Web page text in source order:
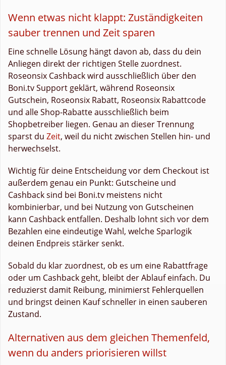
Wenn etwas nicht klappt: Zuständigkeiten
sauber trennen und Zeit sparen
Eine schnelle Lösung hängt davon ab, dass du dein
Anliegen direkt der richtigen Stelle zuordnest.
Roseonsix Cashback wird ausschließlich über den
Boni.tv Support geklärt, während Roseonsix
Gutschein, Roseonsix Rabatt, Roseonsix Rabattcode
und alle Shop-Rabatte ausschließlich beim
Shopbetreiber liegen. Genau an dieser Trennung
sparst du Zeit, weil du nicht zwischen Stellen hin- und
herwechselst.
Wichtig für deine Entscheidung vor dem Checkout ist
außerdem genau ein Punkt: Gutscheine und
Cashback sind bei Boni.tv meistens nicht
kombinierbar, und bei Nutzung von Gutscheinen
kann Cashback entfallen. Deshalb lohnt sich vor dem
Bezahlen eine eindeutige Wahl, welche Sparlogik
deinen Endpreis stärker senkt.
Sobald du klar zuordnest, ob es um eine Rabattfrage
oder um Cashback geht, bleibt der Ablauf einfach. Du
reduzierst damit Reibung, minimierst Fehlerquellen
und bringst deinen Kauf schneller in einen sauberen
Zustand.
Alternativen aus dem gleichen Themenfeld,
wenn du anders priorisieren willst